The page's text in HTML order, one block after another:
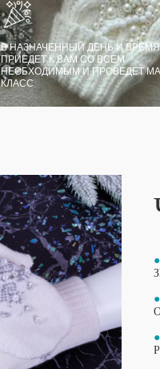
В НАЗНАЧЕННЫЙ ДЕНЬ И
ПРИЕДЕТ К ВАМ СО ВСЕМ
НЕОБХОДИМЫМ И ПРОВЕДЕТ
КЛАСС
●
●
●